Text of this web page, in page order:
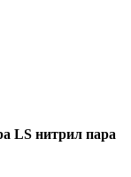
LS нитрил пара